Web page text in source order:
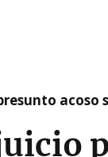
acoso